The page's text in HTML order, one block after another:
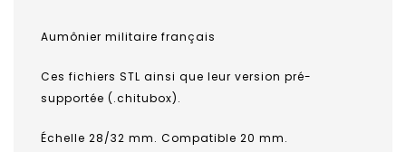
Aumônier militaire français
Ces fichiers STL ainsi que leur version pré-
supportée (.chitubox).
Échelle 28/32 mm. Compatible 20 mm.